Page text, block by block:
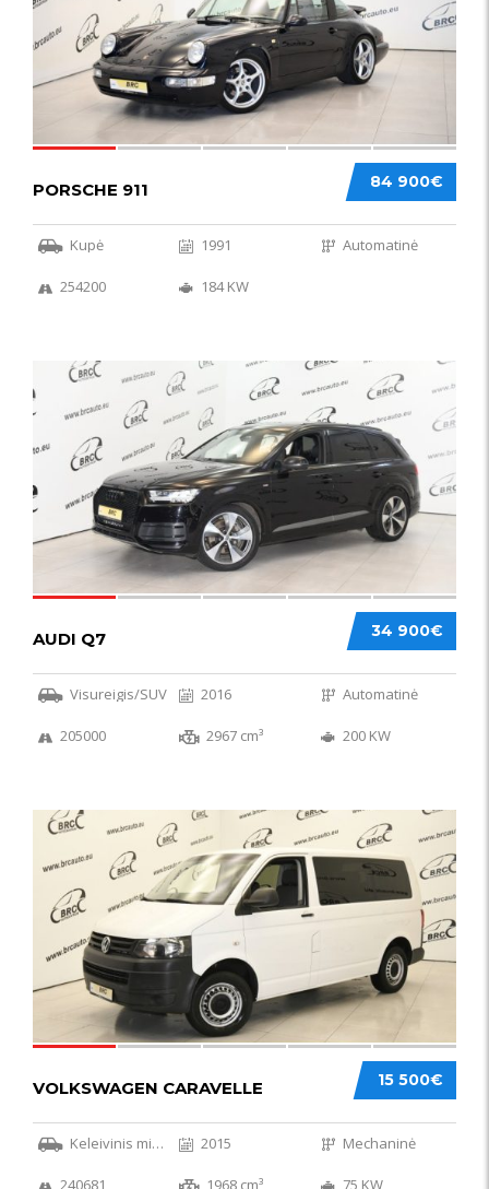
84 900€
PORSCHE 911
Kupė 1991 Automatinė
254200 184 KW
56
34 900€
AUDI Q7
Visureigis/SUV 2016 Automatinė
205000 2967 cm³ 200 KW
36
15 500€
VOLKSWAGEN CARAVELLE
Keleivinis mikroautobusas 2015 Mechaninė
240681 1968 cm³ 75 KW